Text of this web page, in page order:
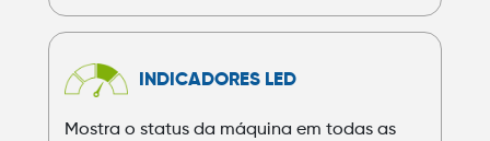
INDICADORES LED
Mostra o status da máquina em todas as